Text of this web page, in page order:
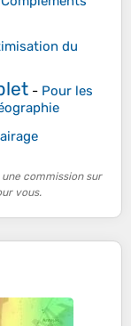
du
- Pour les
commission sur
vous.